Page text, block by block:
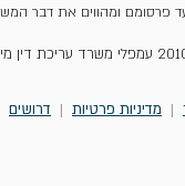
פרסומם ומהווים את דבר
| מדיניות פרטיות | דרושים